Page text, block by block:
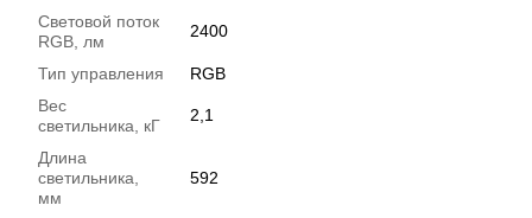
Световой поток
RGB, лм
2400
Тип управления
RGB
Вес
светильника, кГ
2,1
Длина
светильника,
мм
592